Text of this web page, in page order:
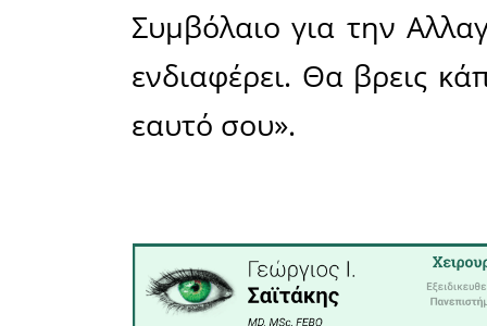
του
ανήλθε
έφτασαν